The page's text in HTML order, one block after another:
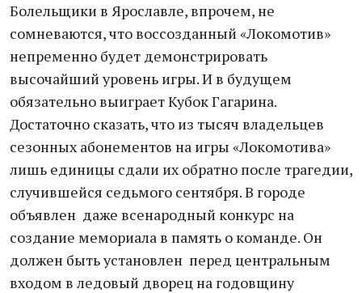
Болельщики в Ярославле, впрочем, не
сомневаются, что воссозданный «Локомотив»
непременно будет демонстрировать
высочайший уровень игры. И в будущем
обязательно выиграет Кубок Гагарина.
Достаточно сказать, что из тысяч владельцев
сезонных абонементов на игры «Локомотива»
лишь единицы сдали их обратно после трагедии,
случившейся седьмого сентября. В городе
объявлен даже всенародный конкурс на
создание мемориала в память о команде. Он
должен быть установлен перед центральным
входом в ледовый дворец на годовщину